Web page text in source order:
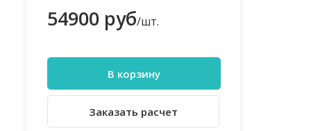
54900 руб/шт.
В корзину
Заказать расчет